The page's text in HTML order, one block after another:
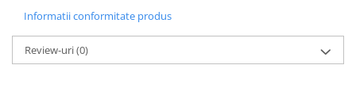
Spray
Stick
Roll-On
Informatii conformitate produs
Review-uri(0)